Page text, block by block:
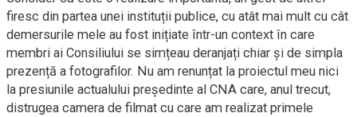
firesc din partea unei instituții publice, cu atât mai mult cu cât
demersurile mele au fost inițiate într-un context în care
membri ai Consiliului se simțeau deranjați chiar și de simpla
prezență a fotografilor. Nu am renunțat la proiectul meu nici
la presiunile actualului președinte al CNA care, anul trecut,
distrugea camera de filmat cu care am realizat primele